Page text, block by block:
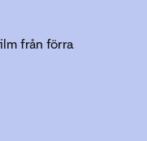
från förra